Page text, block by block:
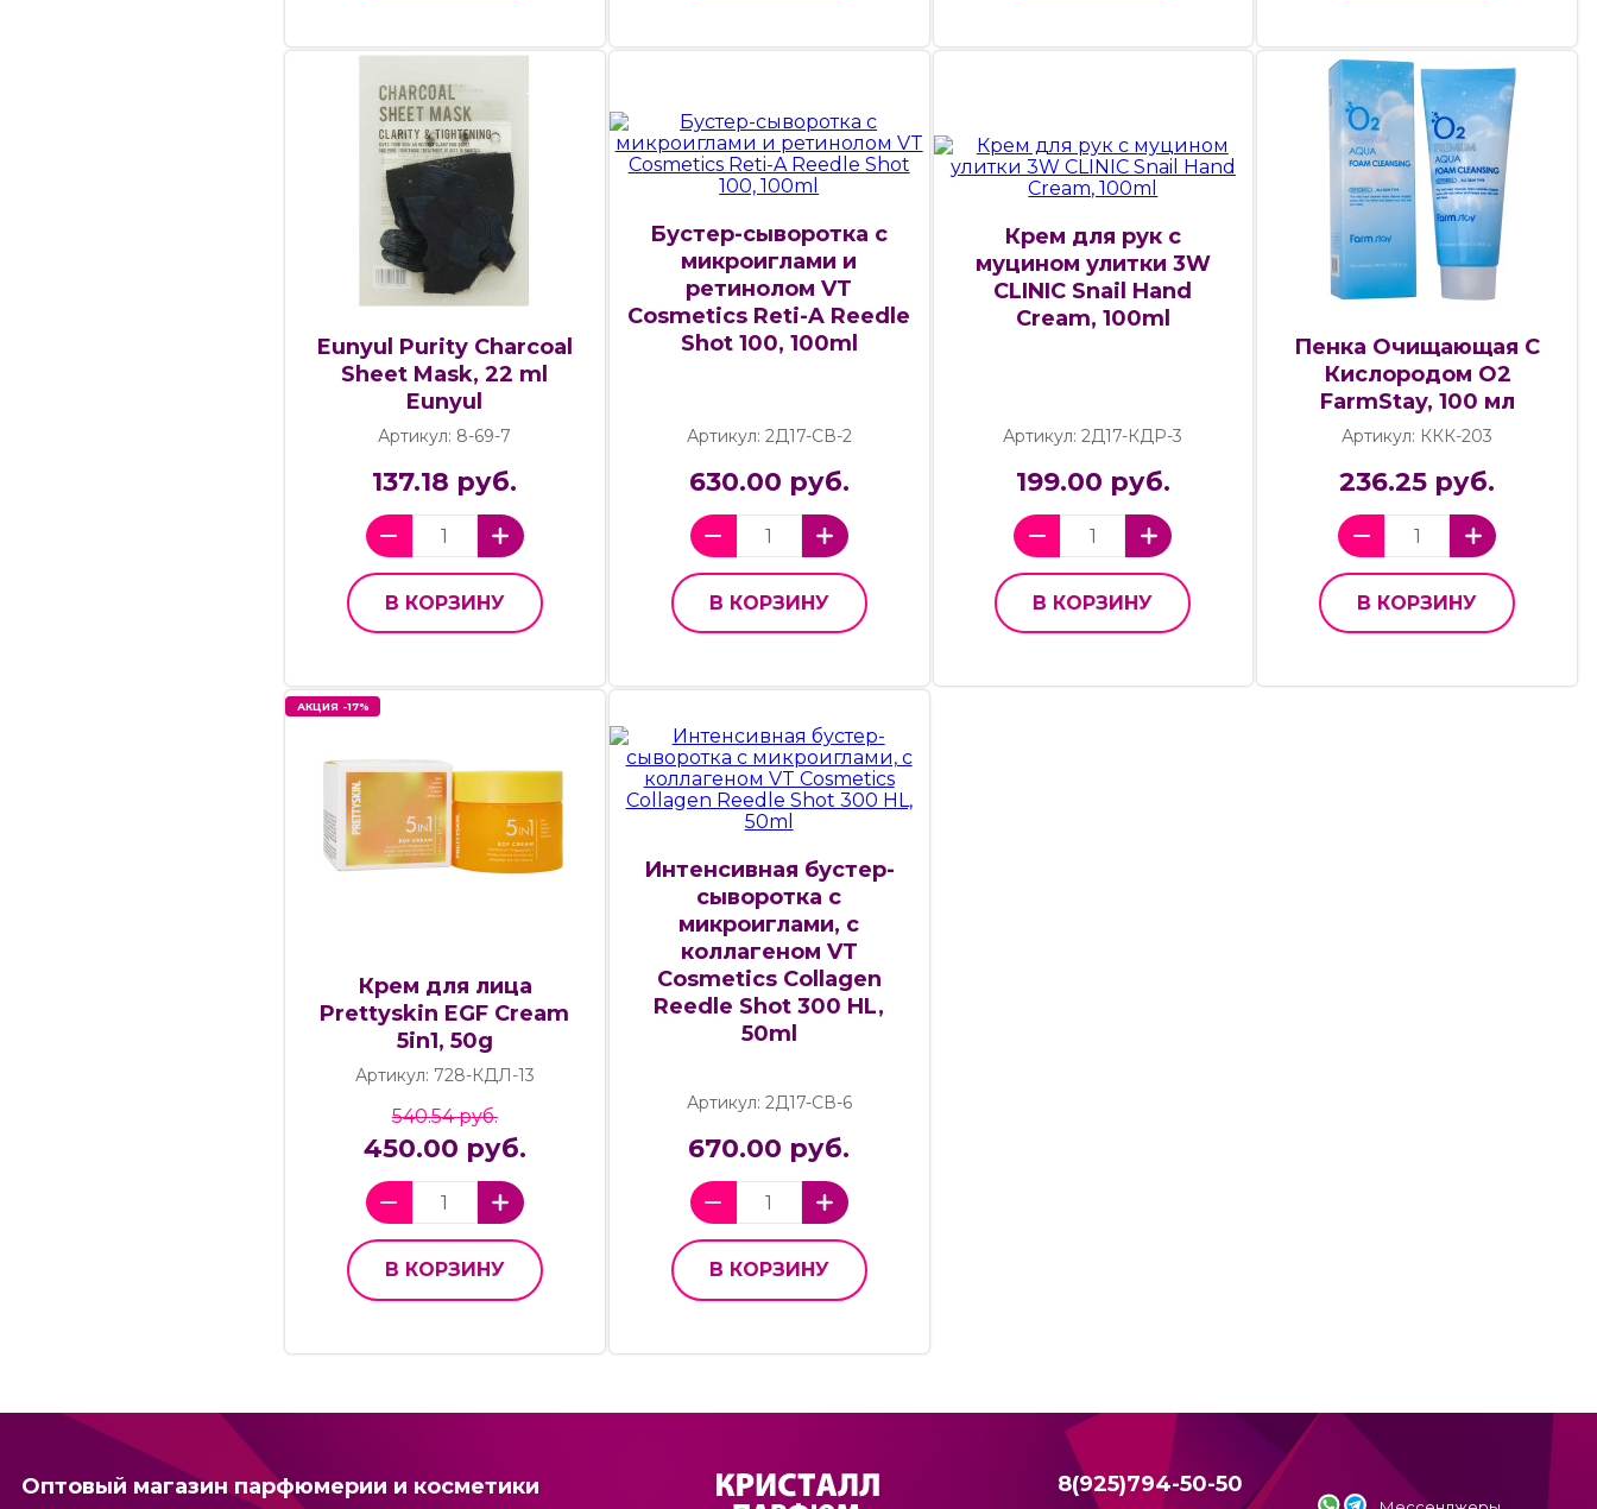
Eunyul Purity Charcoal
Sheet Mask, 22 ml
Eunyul
Артикул: 8-69-7
137.18 руб.
В КОРЗИНУ
Бустер-сыворотка с
микроиглами и
ретинолом VT
Cosmetics Reti-A Reedle
Shot 100, 100ml
Артикул: 2Д17-СВ-2
630.00 руб.
В КОРЗИНУ
Крем для рук с
муцином улитки 3W
CLINIC Snail Hand
Cream, 100ml
Артикул: 2Д17-КДР-3
199.00 руб.
В КОРЗИНУ
Пенка Очищающая С
Кислородом О2
FarmStay, 100 мл
Артикул: ККК-203
236.25 руб.
В КОРЗИНУ
АКЦИЯ -17%
Крем для лица
Prettyskin EGF Cream
5in1, 50g
Артикул: 728-КДЛ-13
540.54 руб.
450.00 руб.
В КОРЗИНУ
Интенсивная бустер-
сыворотка с
микроиглами, с
коллагеном VT
Cosmetics Collagen
Reedle Shot 300 HL,
50ml
Артикул: 2Д17-СВ-6
670.00 руб.
В КОРЗИНУ
Оптовый магазин парфюмерии и косметики 8(925)794-50-50